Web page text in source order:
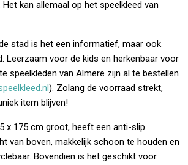
kan allemaal op het speelkleed van
stad is het een informatief, maar ook
Leerzaam voor de kids en herkenbaar voor
speelkleden van Almere zijn al te bestellen
). Zolang de voorraad strekt,
item blijven!
x 175 cm groot, heeft een anti-slip
van boven, makkelijk schoon te houden en
Bovendien is het geschikt voor